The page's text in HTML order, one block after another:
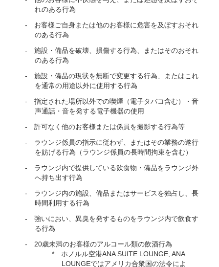
れのある行為
お客様ご自身または他のお客様に危害を及ぼすおそれ
のある行為
施設・備品を破壊、損傷する行為、またはそのおそれ
のある行為
施設・備品の現状を無断で変更する行為、またはこれ
を通常の用途以外に使用する行為
指定された場所以外での喫煙（電子タバコ含む）・音
声通話・音を発する電子機器の使用
許可なく他のお客様または係員を撮影する行為等
ラウンジ係員の指示に従わず、またはその業務の遂行
を妨げる行為（ラウンジ係員の長時間拘束を含む）
ラウンジ内で提供している飲食物・備品をラウンジ外
へ持ち出す行為
ラウンジ内の施設、備品またはサービスを独占し、長
時間利用する行為
強いにおい、異臭を発するものをラウンジ内で飲食す
る行為
20歳未満のお客様のアルコール類の飲酒行為
ホノルル空港ANA SUITE LOUNGE, ANA
LOUNGEではアメリカ合衆国の法令によ